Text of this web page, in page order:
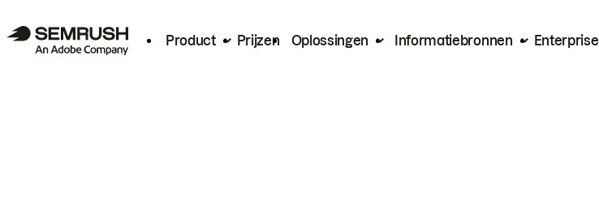
Product Prijzen Oplossingen Informatiebronnen Enterprise